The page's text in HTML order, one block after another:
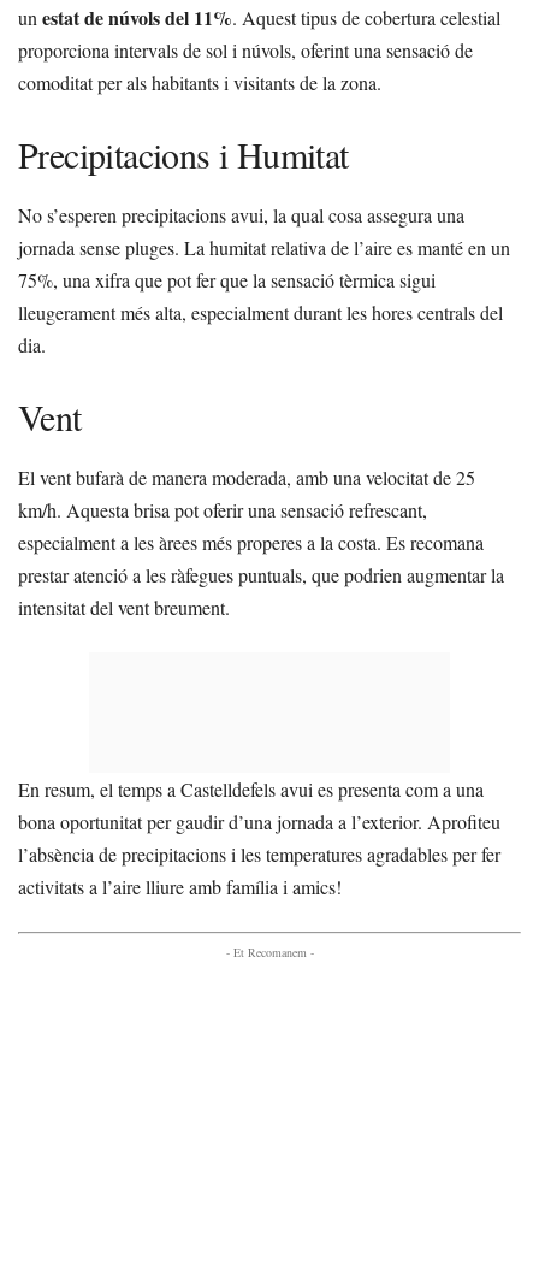
unestat de núvols del 11%. Aquest tipus de cobertura celestial
proporciona intervals de sol i núvols, oferint una sensació de
comoditat per als habitants i visitants de la zona.
Precipitacions i Humitat
No s’esperen precipitacions avui, la qual cosa assegura una
jornada sense pluges. La humitat relativa de l’aire es manté en un
75%, una xifra que pot fer que la sensació tèrmica sigui
lleugerament més alta, especialment durant les hores centrals del
dia.
Vent
El vent bufarà de manera moderada, amb una velocitat de 25
km/h. Aquesta brisa pot oferir una sensació refrescant,
especialment a les àrees més properes a la costa. Es recomana
prestar atenció a les ràfegues puntuals, que podrien augmentar la
intensitat del vent breument.
En resum, el temps a Castelldefels avui es presenta com a una
bona oportunitat per gaudir d’una jornada a l’exterior. Aprofiteu
l’absència de precipitacions i les temperatures agradables per fer
activitats a l’aire lliure amb família i amics!
- Et Recomanem -